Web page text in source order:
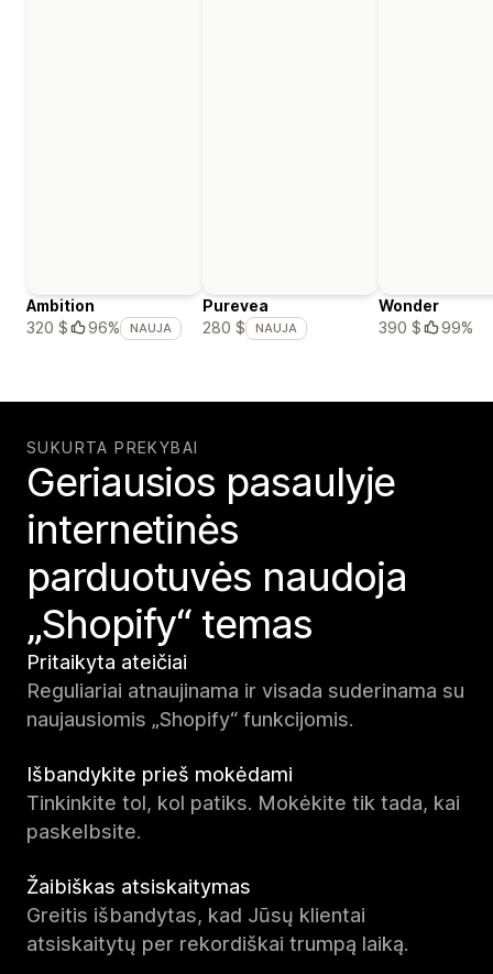
Ambition
320 $
96% NAUJA
Purevea
280 $
NAUJA
Wonder
390 $
99%
SUKURTA PREKYBAI
Geriausios pasaulyje
internetinės
parduotuvės naudoja
„Shopify“ temas
Pritaikyta ateičiai
Reguliariai atnaujinama ir visada suderinama su
naujausiomis „Shopify“ funkcijomis.
Išbandykite prieš mokėdami
Tinkinkite tol, kol patiks. Mokėkite tik tada, kai
paskelbsite.
Žaibiškas atsiskaitymas
Greitis išbandytas, kad Jūsų klientai
atsiskaitytų per rekordiškai trumpą laiką.